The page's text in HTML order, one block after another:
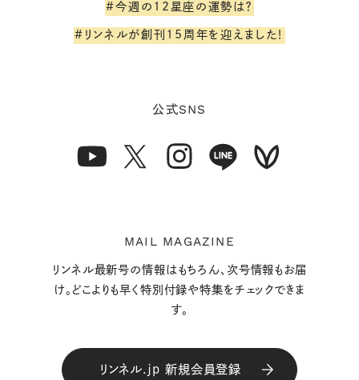
#今週の12星座の運勢は？
#リンネルが創刊15周年を迎えました！
公式SNS
MAIL MAGAZINE
リンネル最新号の情報はもちろん、次号情報もお届
け。どこよりも早く特別付録や特集をチェックできま
す。
リンネル.jp 新規会員登録